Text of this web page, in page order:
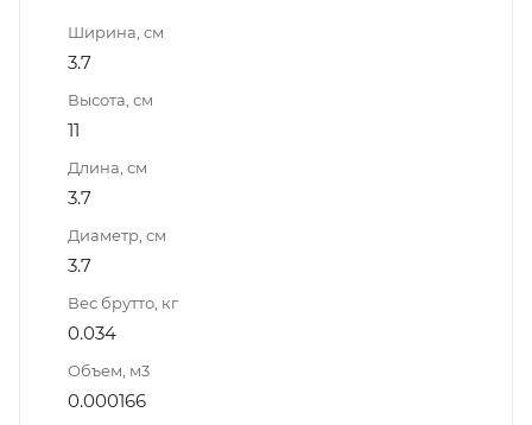
Ширина, см
3.7
Высота, см
11
Длина, см
3.7
Диаметр, см
3.7
Вес брутто, кг
0.034
Объем, м3
0.000166